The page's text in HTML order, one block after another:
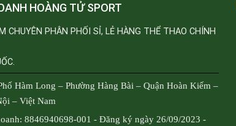
HOÀNG TỬ SPORT
CHUYÊN PHÂN PHỐI SỈ, LẺ HÀNG THỂ THAO CHÍNH
Hàm Long – Phường Hàng Bài – Quận Hoàn Kiếm –
– Việt Nam
8846940698-001 - Đăng ký ngày 26/09/2023 -